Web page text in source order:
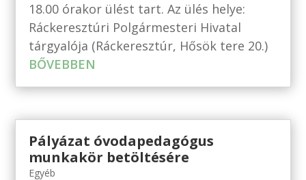
18.00 órakor ülést tart. Az ülés helye:
Ráckeresztúri Polgármesteri Hivatal
tárgyalója (Ráckeresztúr, Hősök tere 20.)
BŐVEBBEN
Pályázat óvodapedagógus
munkakör betöltésére
Egyéb